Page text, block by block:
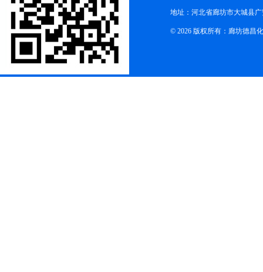
地址：河北省廊坊市大城县
© 2026 版权所有：廊坊德昌